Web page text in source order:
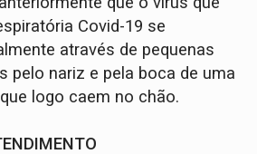
Covid-19 se
através de pequenas
pelo nariz e pela boca de uma
logo caem no chão.